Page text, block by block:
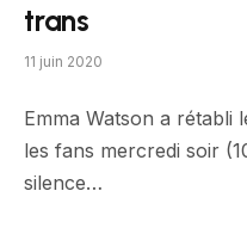
trans
11 juin 2020
Emma Watson a rétabli
les fans mercredi soir
silence…